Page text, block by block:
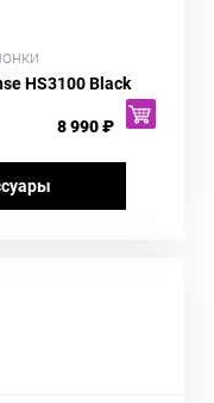
HS3100 Black
8 990 ₽